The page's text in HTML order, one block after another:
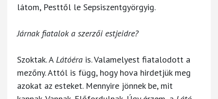
látom, Pesttől le Sepsiszentgyörgyig.
Járnak fiatalok a szerzői estjeidre?
Szoktak. A Látóéra is. Valamelyest fiatalodott a
mezőny. Attól is függ, hogy hova hirdetjük meg
azokat az esteket. Mennyire jönnek be, mit